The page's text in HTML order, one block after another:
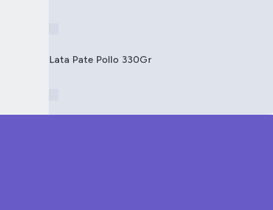
Ricocan Lata Pate Pollo 330Gr